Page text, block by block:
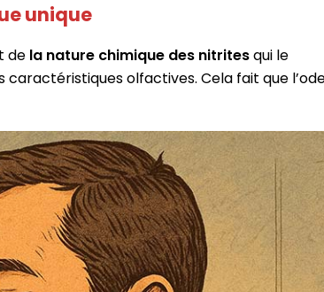
unique
de la nature chimique des nitritesqui le
olfactives. Cela fait que